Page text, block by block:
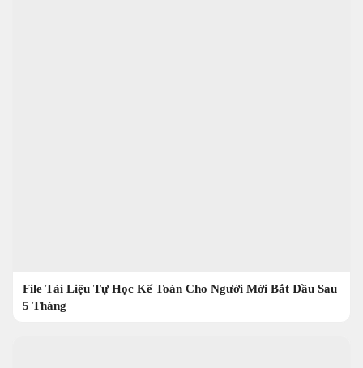
File Tài Liệu Tự Học Kế Toán Cho Người Mới Bắt Đầu Sau
5 Tháng